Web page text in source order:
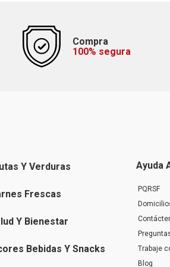
Compra
100% segura
Y Verduras
Frescas
Y Bienestar
Bebidas Y Snacks
Ayuda
PQRSF
Trabaje
Blog